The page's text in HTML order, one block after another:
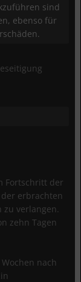
sind
ebenso für
Fortschritt der
erbrachten
verlangen.
zehn Tagen
nach